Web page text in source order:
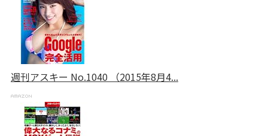
週刊アスキー No.1040 （2015年8月4...